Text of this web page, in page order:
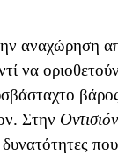
αναχώρηση
να
Στην Οντισιόν
δυνατότητες